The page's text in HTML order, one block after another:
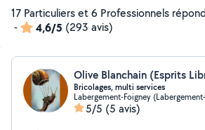
17 Particuliers et 6 Professionnels
-
4,6/5 (293 avis)
Olive Blanchain (Esprits
Bricolages, multi services
Labergement-Foigney
5/5 (5 avis)